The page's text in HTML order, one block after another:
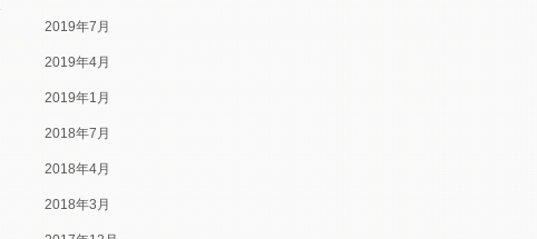
2019年7月
2019年4月
2019年1月
2018年7月
2018年4月
2018年3月